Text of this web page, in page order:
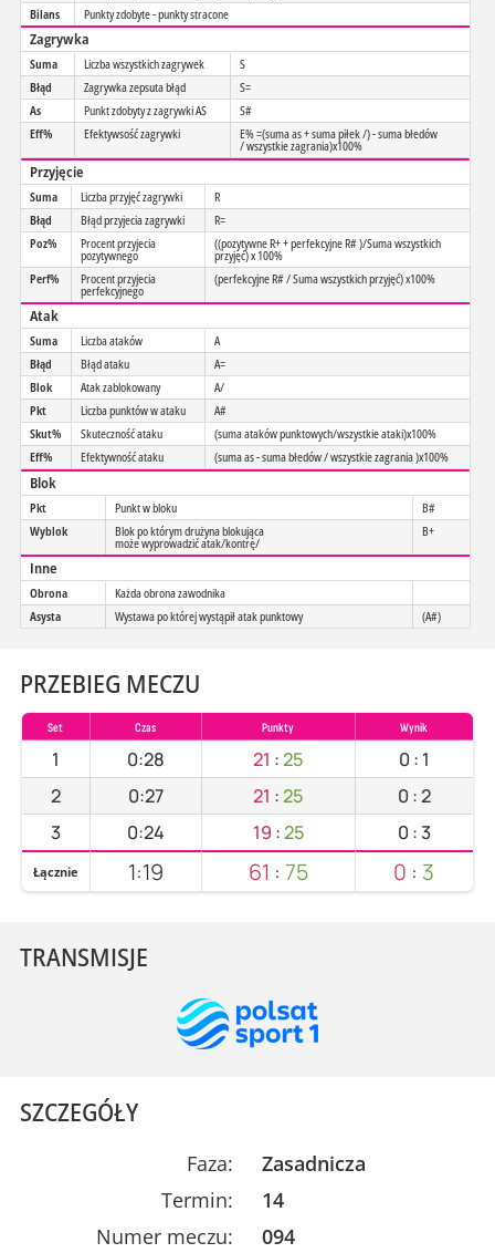
Bilans
Punkty zdobyte - punkty stracone
Zagrywka
Suma Liczba wszystkich zagrywek
S
Błąd
Zagrywka zepsuta błąd
S=
As
Punkt zdobyty z zagrywki AS
S#
Eff%
Efektywsość zagrywki E% =(suma as + suma piłek /) - suma błedów
/ wszystkie zagrania)x100%
Przyjęcie
Suma Liczba przyjęć zagrywki
R
Błąd
Błąd przyjecia zagrywki
R=
Poz%
Procent przyjecia
pozytywnego
((pozytywne R+ + perfekcyjne R# )/Suma wszystkich
przyjęć) x 100%
Perf%
Procent przyjecia
perfekcyjnego
(perfekcyjne R# / Suma wszystkich przyjęć) x100%
Atak
Suma Liczba ataków
A
Błąd
Błąd ataku
A=
Blok
Atak zablokowany
A/
Pkt
Liczba punktów w ataku
A#
Skut%
Skuteczność ataku
(suma ataków punktowych/wszystkie ataki)x100%
Eff%
Efektywność ataku (suma as - suma błedów / wszystkie zagrania )x100%
Blok
Pkt Punkt w bloku
B#
Wyblok
Blok po którym drużyna blokująca
może wyprowadzić atak/kontrę/
B+
Inne
Obrona
Każda obrona zawodnika
Asysta
Wystawa po której wystąpił atak punktowy (A#)
PRZEBIEG MECZU
Set Czas Punkty Wynik
1 0:28 21 :25 0 : 1
2
0:27 21 :25 0 :2
3
0:24 19 :25 0 :3
Łącznie 1:19 61 : 75 0 : 3
TRANSMISJE
SZCZEGÓŁY
Faza:
Zasadnicza
Termin:
14
Numer meczu:
094